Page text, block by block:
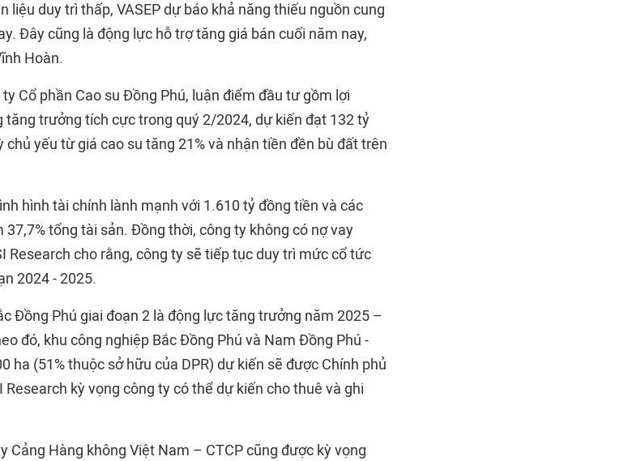
liệu duy trì thấp, VASEP dự báo khả năng thiếu nguồn cung
Đây cũng là động lực hỗ trợ tăng giá bán cuối năm nay,
Hoàn.
Cổ phần Cao su Đồng Phú, luận điểm đầu tư gồm lợi
trưởng tích cực trong quý 2/2024, dự kiến đạt 132 tỷ
chủ yếu từ giá cao su tăng 21% và nhận tiền đền bù đất trên
hình tài chính lành mạnh với 1.610 tỷ đồng tiền và các
tổng tài sản. Đồng thời, công ty không có nợ vay
Research cho rằng, công ty sẽ tiếp tục duy trì mức cổ tức
2024 - 2025.
Đồng Phú giai đoạn 2 là động lực tăng trưởng năm 2025 –
đó, khu công nghiệp Bắc Đồng Phú và Nam Đồng Phú -
ha (51% thuộc sở hữu của DPR) dự kiến sẽ được Chính phủ
kỳ vọng công ty có thể dự kiến cho thuê và ghi
Cảng Hàng không Việt Nam – CTCP cũng được kỳ vọng